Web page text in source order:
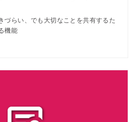
づらい、でも大切なことを共有するた
機能